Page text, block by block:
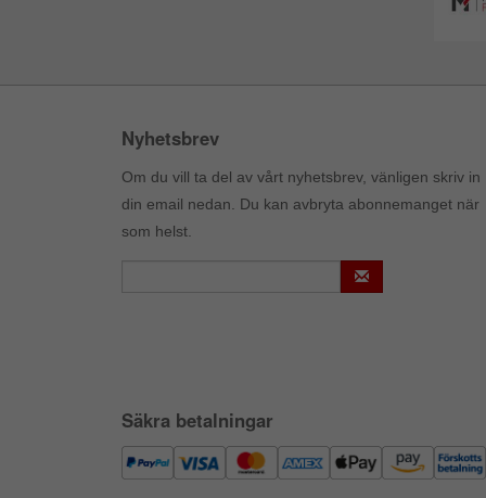
Nyhetsbrev
Om du vill ta del av vårt nyhetsbrev, vänligen skriv in
din email nedan. Du kan avbryta abonnemanget när
som helst.
Säkra betalningar